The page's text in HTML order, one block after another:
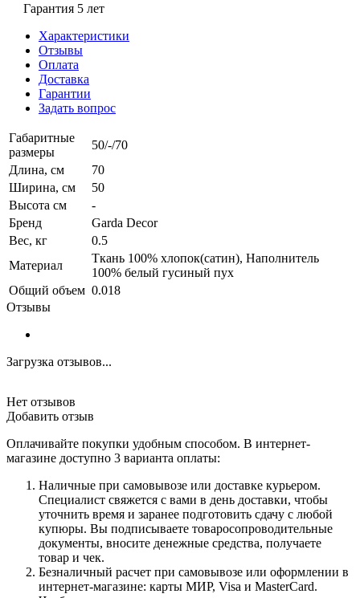
Гарантия 5 лет
Характеристики
Отзывы
Оплата
Доставка
Гарантии
Задать вопрос
Габаритные
размеры
50/-/70
Длина, см
70
Ширина, см
50
Высота см
-
Бренд
Garda Decor
Вес, кг
0.5
Материал
Ткань 100% хлопок(сатин), Наполнитель
100% белый гусиный пух
Общий объем 0.018
Отзывы
Загрузка отзывов...
Нет отзывов
Добавить отзыв
Оплачивайте покупки удобным способом. В интернет-
магазине доступно 3 варианта оплаты:
Наличные при самовывозе или доставке курьером.
Специалист свяжется с вами в день доставки, чтобы
уточнить время и заранее подготовить сдачу с любой
купюры. Вы подписываете товаросопроводительные
документы, вносите денежные средства, получаете
товар и чек.
Безналичный расчет при самовывозе или оформлении в
интернет-магазине: карты МИР, Visa и MasterCard.